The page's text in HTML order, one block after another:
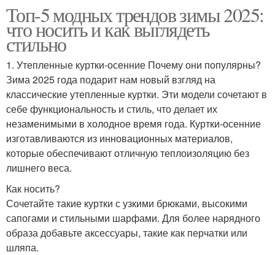
Топ-5 модных трендов зимы 2025:
что носить и как выглядеть
стильно
1. Утепленные куртки-осенние Почему они популярны?
Зима 2025 года подарит нам новый взгляд на
классические утепленные куртки. Эти модели сочетают в
себе функциональность и стиль, что делает их
незаменимыми в холодное время года. Куртки-осенние
изготавливаются из инновационных материалов,
которые обеспечивают отличную теплоизоляцию без
лишнего веса.
Как носить?
Сочетайте такие куртки с узкими брюками, высокими
сапогами и стильными шарфами. Для более нарядного
образа добавьте аксессуары, такие как перчатки или
шляпа.